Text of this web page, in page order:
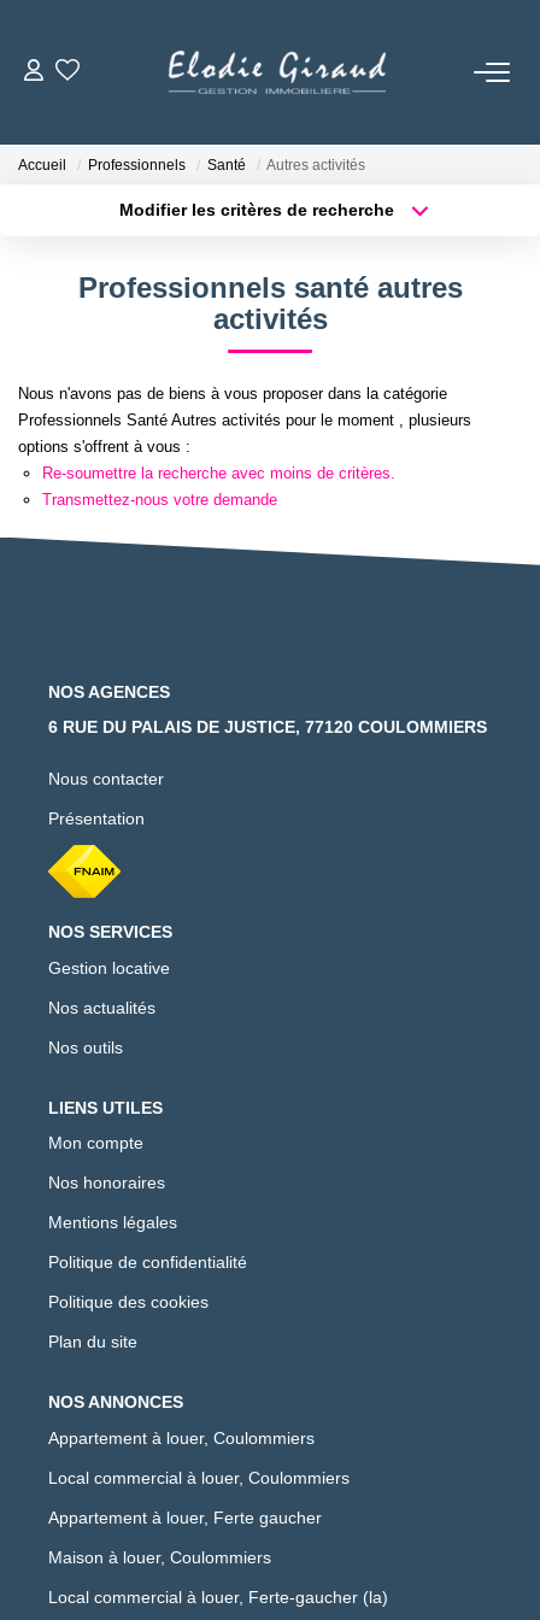
NOS TARIFS
CONTACT
Accueil Professionnels Santé Autres activités
Modifier les critères de recherche
Budget max
Professionnels santé autres
activités
Nous n'avons pas de biens à vous proposer dans la catégorie
Professionnels Santé Autres activités pour le moment , plusieurs
options s'offrent à vous :
Re-soumettre la recherche avec moins de critères.
Transmettez-nous votre demande
NOS AGENCES
6 RUE DU PALAIS DE JUSTICE, 77120 COULOMMIERS
Nous contacter
Présentation
NOS SERVICES
Gestion locative
Nos actualités
Nos outils
LIENS UTILES
Mon compte
Nos honoraires
Mentions légales
Politique de confidentialité
Politique des cookies
Plan du site
NOS ANNONCES
Appartement à louer, Coulommiers
Local commercial à louer, Coulommiers
Appartement à louer, Ferte gaucher
Maison à louer, Coulommiers
Local commercial à louer, Ferte-gaucher (la)